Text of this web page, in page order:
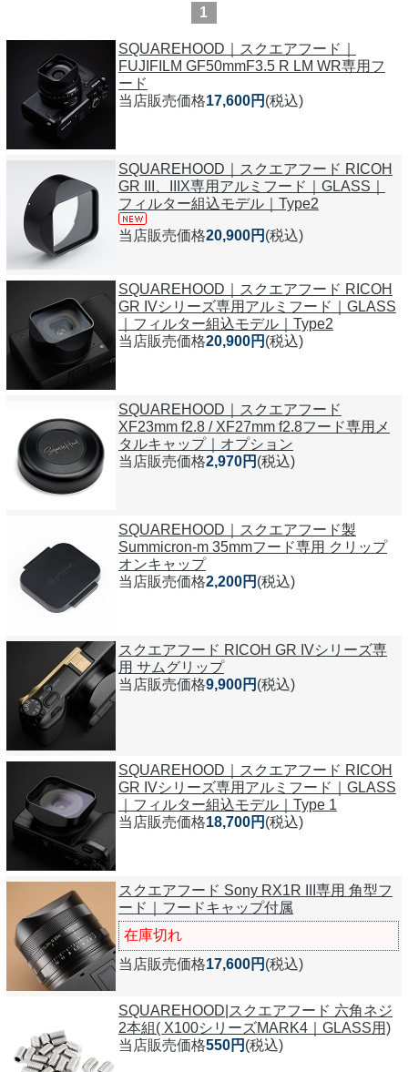
1
SQUAREHOOD｜スクエアフード｜
FUJIFILM GF50mmF3.5 R LM WR専用フ
ード
当店販売価格17,600円 (税込)
SQUAREHOOD｜スクエアフード RICOH
GR III、IIIX専用アルミフード｜GLASS｜
フィルター組込モデル｜Type2
当店販売価格20,900円 (税込)
SQUAREHOOD｜スクエアフード RICOH
GR IVシリーズ専用アルミフード｜GLASS
｜フィルター組込モデル｜Type2
当店販売価格20,900円 (税込)
SQUAREHOOD｜スクエアフード
XF23mm f2.8 / XF27mm f2.8フード専用メ
タルキャップ｜オプション
当店販売価格2,970円 (税込)
SQUAREHOOD｜スクエアフード製
Summicron-m 35mmフード専用 クリップ
オンキャップ
当店販売価格2,200円 (税込)
スクエアフード RICOH GR IVシリーズ専
用 サムグリップ
当店販売価格9,900円 (税込)
SQUAREHOOD｜スクエアフード RICOH
GR IVシリーズ専用アルミフード｜GLASS
｜フィルター組込モデル｜Type 1
当店販売価格18,700円 (税込)
スクエアフード Sony RX1R III専用 角型フ
ード｜フードキャップ付属
在庫切れ
当店販売価格17,600円 (税込)
SQUAREHOOD|スクエアフード 六角ネジ
2本組( X100シリーズMARK4｜GLASS用)
当店販売価格550円 (税込)